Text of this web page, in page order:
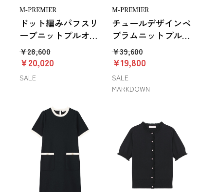
M-PREMIER
ドット編みパフスリ
ーブニットプルオー
バー
￥28,600
￥20,020
SALE
M-PREMIER
チュールデザインペ
プラムニットプルオ
ーバー
￥39,600
￥19,800
SALE
MARKDOWN